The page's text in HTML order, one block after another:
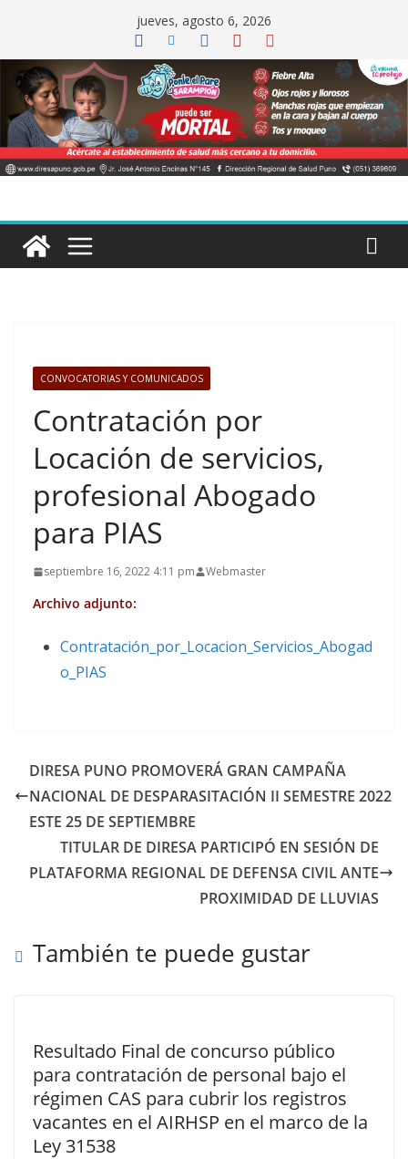
contenido
jueves, agosto 6, 2026
CONVOCATORIAS Y COMUNICADOS
Contratación por
Locación de servicios,
profesional Abogado
para PIAS
septiembre 16, 2022 4:11 pm Webmaster
Archivo adjunto:
Contratación_por_Locacion_Servicios_Abogad
o_PIAS
DIRESA PUNO PROMOVERÁ GRAN CAMPAÑA
NACIONAL DE DESPARASITACIÓN II SEMESTRE 2022
ESTE 25 DE SEPTIEMBRE
TITULAR DE DIRESA PARTICIPÓ EN SESIÓN DE
PLATAFORMA REGIONAL DE DEFENSA CIVIL ANTE
PROXIMIDAD DE LLUVIAS
También te puede gustar
Resultado Final de concurso público
para contratación de personal bajo el
régimen CAS para cubrir los registros
vacantes en el AIRHSP en el marco de la
Ley 31538